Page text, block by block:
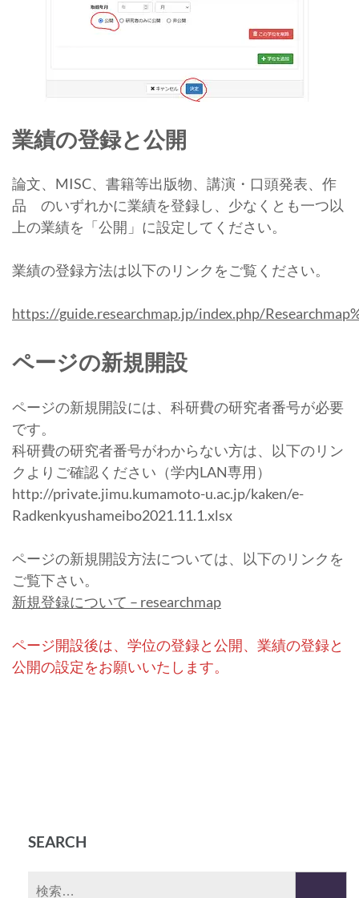
業績の登録と公開
論文、MISC、書籍等出版物、講演・口頭発表、作
品 のいずれかに業績を登録し、少なくとも一つ以
上の業績を「公開」に設定してください。
業績の登録方法は以下のリンクをご覧ください。
https://guide.researchmap.jp/index.php/
ページの新規開設
ページの新規開設には、科研費の研究者番号が必要
です。
科研費の研究者番号がわからない方は、以下のリン
クよりご確認ください（学内LAN専用）
http://private.jimu.kumamoto-u.ac.jp/kaken/e-
Radkenkyushameibo2021.11.1.xlsx
ページの新規開設方法については、以下のリンクを
ご覧下さい。
新規登録について – researchmap
ページ開設後は、学位の登録と公開、業績の登録と
公開の設定をお願いいたします。
SEARCH